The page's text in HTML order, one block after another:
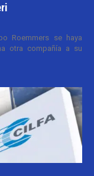
Roemmers se haya
otra compañía a su